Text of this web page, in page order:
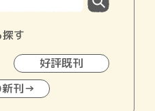
す
好評既刊
新刊→